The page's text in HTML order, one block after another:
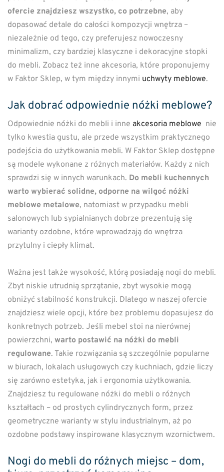
ofercie znajdziesz wszystko, co potrzebne, aby
dopasować detale do całości kompozycji wnętrza –
niezależnie od tego, czy preferujesz nowoczesny
minimalizm, czy bardziej klasyczne i dekoracyjne stopki
do mebli. Zobacz też inne akcesoria, które proponujemy
w Faktor Sklep, w tym między innymi uchwyty meblowe.
Jak dobrać odpowiednie nóżki meblowe?
Odpowiednie nóżki do mebli i inne akcesoria meblowe nie
tylko kwestia gustu, ale przede wszystkim praktycznego
podejścia do użytkowania mebli. W Faktor Sklep dostępne
są modele wykonane z różnych materiałów. Każdy z nich
sprawdzi się w innych warunkach. Do mebli kuchennych
warto wybierać solidne, odporne na wilgoć nóżki
meblowe metalowe, natomiast w przypadku mebli
salonowych lub sypialnianych dobrze prezentują się
warianty ozdobne, które wprowadzają do wnętrza
przytulny i ciepły klimat.
Ważna jest także wysokość, którą posiadają nogi do mebli.
Zbyt niskie utrudnią sprzątanie, zbyt wysokie mogą
obniżyć stabilność konstrukcji. Dlatego w naszej ofercie
znajdziesz wiele opcji, które bez problemu dopasujesz do
konkretnych potrzeb. Jeśli mebel stoi na nierównej
powierzchni, warto postawić na nóżki do mebli
regulowane. Takie rozwiązania są szczególnie popularne
w biurach, lokalach usługowych czy kuchniach, gdzie liczy
się zarówno estetyka, jak i ergonomia użytkowania.
Znajdziesz tu regulowane nóżki do mebli o różnych
kształtach – od prostych cylindrycznych form, przez
geometryczne warianty w stylu industrialnym, aż po
ozdobne podstawy inspirowane klasycznym wzornictwem.
Nogi do mebli do różnych miejsc – dom,